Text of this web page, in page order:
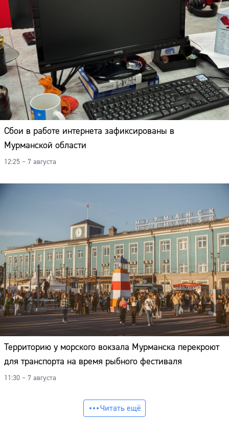
Сбои в работе интернета зафиксированы в
Мурманской области
12:25 – 7 августа
Территорию у морского вокзала Мурманска перекроют
для транспорта на время рыбного фестиваля
11:30 – 7 августа
Читать ещё